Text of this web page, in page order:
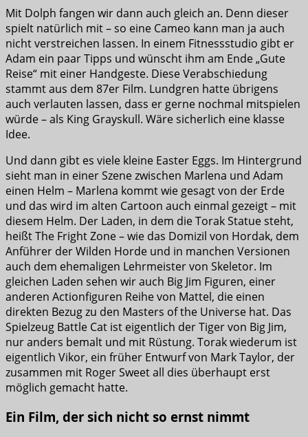
Mit Dolph fangen wir dann auch gleich an. Denn dieser
spielt natürlich mit – so eine Cameo kann man ja auch
nicht verstreichen lassen. In einem Fitnessstudio gibt er
Adam ein paar Tipps und wünscht ihm am Ende „Gute
Reise“ mit einer Handgeste. Diese Verabschiedung
stammt aus dem 87er Film. Lundgren hatte übrigens
auch verlauten lassen, dass er gerne nochmal mitspielen
würde – als King Grayskull. Wäre sicherlich eine klasse
Idee.
Und dann gibt es viele kleine Easter Eggs. Im Hintergrund
sieht man in einer Szene zwischen Marlena und Adam
einen Helm – Marlena kommt wie gesagt von der Erde
und das wird im alten Cartoon auch einmal gezeigt – mit
diesem Helm. Der Laden, in dem die Torak Statue steht,
heißt The Fright Zone – wie das Domizil von Hordak, dem
Anführer der Wilden Horde und in manchen Versionen
auch dem ehemaligen Lehrmeister von Skeletor. Im
gleichen Laden sehen wir auch Big Jim Figuren, einer
anderen Actionfiguren Reihe von Mattel, die einen
direkten Bezug zu den Masters of the Universe hat. Das
Spielzeug Battle Cat ist eigentlich der Tiger von Big Jim,
nur anders bemalt und mit Rüstung. Torak wiederum ist
eigentlich Vikor, ein früher Entwurf von Mark Taylor, der
zusammen mit Roger Sweet all dies überhaupt erst
möglich gemacht hatte.
Ein Film, der sich nicht so ernst nimmt